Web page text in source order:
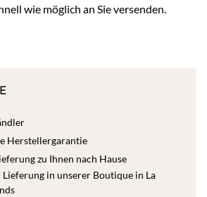
wie möglich an Sie versenden.
Herstellergarantie
zu Ihnen nach Hause
in unserer Boutique in La